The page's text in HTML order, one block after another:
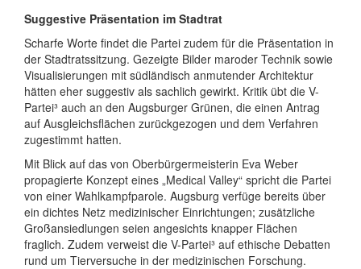
Suggestive Präsentation im Stadtrat
Scharfe Worte findet die Partei zudem für die Präsentation in
der Stadtrats­sitzung. Gezeigte Bilder maroder Technik sowie
Visuali­sierungen mit süd­ländisch anmutender Architektur
hätten eher suggestiv als sachlich gewirkt. Kritik übt die V-
Partei³ auch an den Augsburger Grünen, die einen Antrag
auf Ausgleichs­flächen zurück­gezogen und dem Verfahren
zuge­stimmt hatten.
Mit Blick auf das von Oberbürger­meisterin Eva Weber
propagierte Konzept eines „Medical Valley“ spricht die Partei
von einer Wahlkampf­parole. Augsburg verfüge bereits über
ein dichtes Netz medi­zinischer Ein­richtungen; zusätzliche
Groß­ansied­lungen seien angesichts knapper Flächen
fraglich. Zudem verweist die V-Partei³ auf ethische Debatten
rund um Tier­versuche in der medi­zini­schen Forschung.